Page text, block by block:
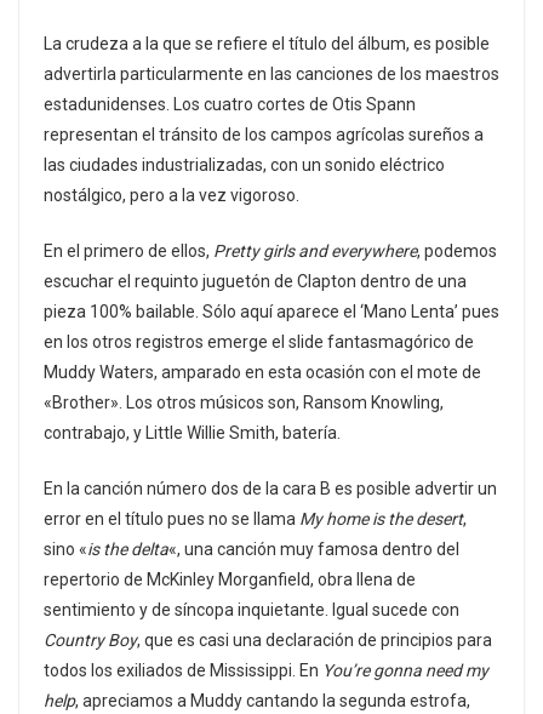
La crudeza a la que se refiere el título del álbum, es posible
advertirla particularmente en las canciones de los maestros
estadunidenses. Los cuatro cortes de Otis Spann
representan el tránsito de los campos agrícolas sureños a
las ciudades industrializadas, con un sonido eléctrico
nostálgico, pero a la vez vigoroso.
En el primero de ellos, Pretty girls and everywhere, podemos
escuchar el requinto juguetón de Clapton dentro de una
pieza 100% bailable. Sólo aquí aparece el ‘Mano Lenta’ pues
en los otros registros emerge el slide fantasmagórico de
Muddy Waters, amparado en esta ocasión con el mote de
«Brother». Los otros músicos son, Ransom Knowling,
contrabajo, y Little Willie Smith, batería.
En la canción número dos de la cara B es posible advertir un
error en el título pues no se llama My home is the desert,
sino «is the delta«, una canción muy famosa dentro del
repertorio de McKinley Morganfield, obra llena de
sentimiento y de síncopa inquietante. Igual sucede con
Country Boy, que es casi una declaración de principios para
todos los exiliados de Mississippi. En You’re gonna need my
help, apreciamos a Muddy cantando la segunda estrofa,